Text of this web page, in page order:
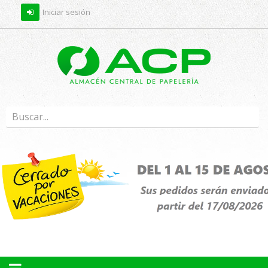
Iniciar sesión